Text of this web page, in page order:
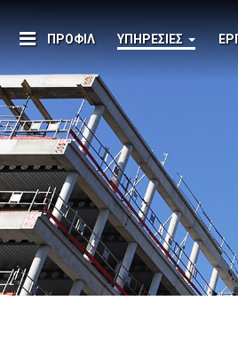
ΠΡΟΦΊΛ ΥΠΗΡΕΣΊΕΣ